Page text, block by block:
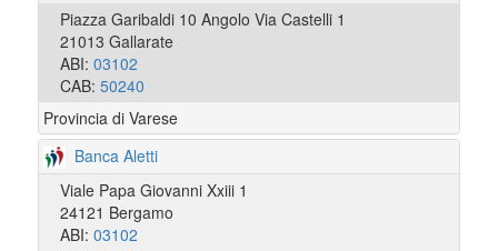
Piazza Garibaldi 10 Angolo Via Castelli 1
21013 Gallarate
ABI: 03102
CAB: 50240
Provincia di Varese
Banca Aletti
Viale Papa Giovanni Xxiii 1
24121 Bergamo
ABI: 03102